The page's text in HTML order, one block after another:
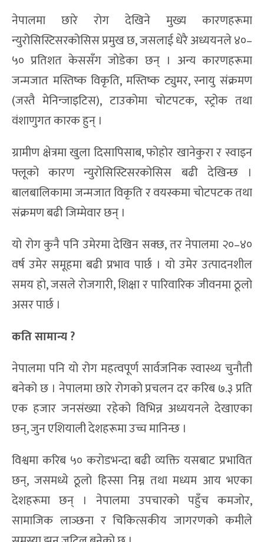
नेपालमा छारे रोग देखिने मुख्य कारणहरूमा
न्युरोसिस्टिसरकोसिस प्रमुख छ, जसलाई धेरै अध्ययनले ४०–
५० प्रतिशत केससँग जोडेका छन् । अन्य कारणहरूमा
जन्मजात मस्तिष्क विकृति, मस्तिष्क ट्युमर, स्नायु संक्रमण
(जस्तै मेनिन्जाइटिस), टाउकोमा चोटपटक, स्ट्रोक तथा
वंशाणुगत कारक हुन् ।
ग्रामीण क्षेत्रमा खुला दिसापिसाब, फोहोर खानेकुरा र स्वाइन
फ्लूको कारण न्युरोसिस्टिसरकोसिस बढी देखिन्छ ।
बालबालिकामा जन्मजात विकृति र वयस्कमा चोटपटक तथा
संक्रमण बढी जिम्मेवार छन् ।
यो रोग कुनै पनि उमेरमा देखिन सक्छ, तर नेपालमा २०–४०
वर्ष उमेर समूहमा बढी प्रभाव पार्छ । यो उमेर उत्पादनशील
समय हो, जसले रोजगारी, शिक्षा र पारिवारिक जीवनमा ठूलो
असर पार्छ ।
कति सामान्य ?
नेपालमा पनि यो रोग महत्वपूर्ण सार्वजनिक स्वास्थ्य चुनौती
बनेको छ । नेपालमा छारे रोगको प्रचलन दर करिब ७.३ प्रति
एक हजार जनसंख्या रहेको विभिन्न अध्ययनले देखाएका
छन्, जुन एशियाली देशहरूमा उच्च मानिन्छ ।
विश्वमा करिब ५० करोडभन्दा बढी व्यक्ति यसबाट प्रभावित
छन्, जसमध्ये ठूलो हिस्सा निम्न तथा मध्यम आय भएका
देशहरूमा छन् । नेपालमा उपचारको पहुँच कमजोर,
सामाजिक लाञ्छना र चिकित्सकीय जागरणको कमीले